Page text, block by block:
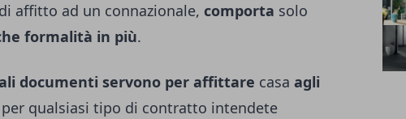
affitto ad un connazionale, comporta solo
formalità in più.
documenti servono per affittare casa agli
qualsiasi tipo di contratto intendete